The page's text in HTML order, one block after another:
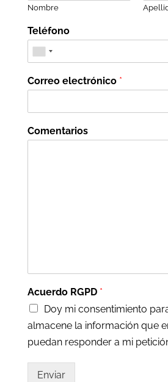
Nombre
Teléfono
Correo electrónico *
Comentarios
Acuerdo RGPD *
Doy mi consentimiento
almacene la información que
puedan responder a mi
Enviar